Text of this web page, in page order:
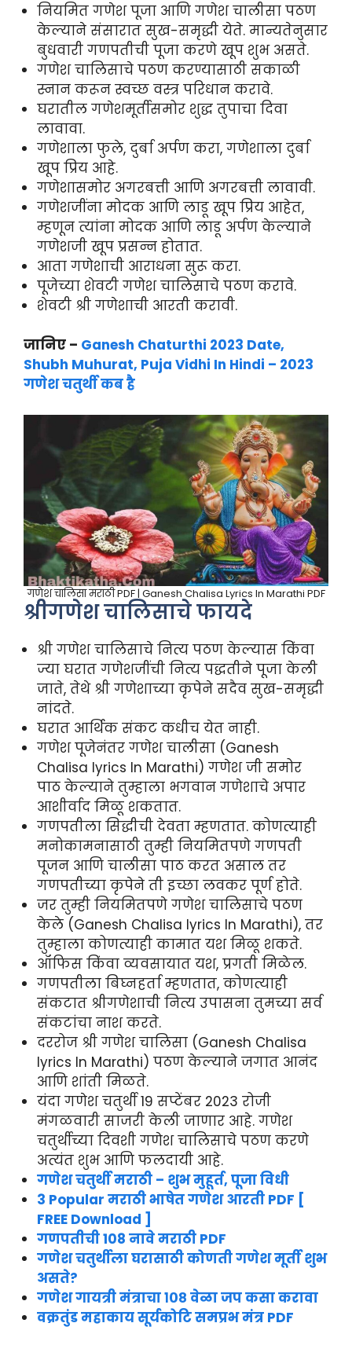
नियमित गणेश पूजा आणि गणेश चालीसा पठण
केल्याने संसारात सुख-समृद्धी येते. मान्यतेनुसार
बुधवारी गणपतीची पूजा करणे खूप शुभ असते.
गणेश चालिसाचे पठण करण्यासाठी सकाळी
स्नान करून स्वच्छ वस्त्र परिधान करावे.
घरातील गणेशमूर्तीसमोर शुद्ध तुपाचा दिवा
लावावा.
गणेशाला फुले, दुर्बा अर्पण करा, गणेशाला दुर्बा
खूप प्रिय आहे.
गणेशासमोर अगरबत्ती आणि अगरबत्ती लावावी.
गणेशजींना मोदक आणि लाडू खूप प्रिय आहेत,
म्हणून त्यांना मोदक आणि लाडू अर्पण केल्याने
गणेशजी खूप प्रसन्न होतात.
आता गणेशाची आराधना सुरू करा.
पूजेच्या शेवटी गणेश चालिसाचे पठण करावे.
शेवटी श्री गणेशाची आरती करावी.
जानिए – Ganesh Chaturthi 2023 Date,
Shubh Muhurat, Puja Vidhi In Hindi – 2023
गणेश चतुर्थी कब है
गणेश चालिसा मराठी PDF | Ganesh Chalisa Lyrics In Marathi PDF
श्रीगणेश चालिसाचे फायदे
श्री गणेश चालिसाचे नित्य पठण केल्यास किंवा
ज्या घरात गणेशजींची नित्य पद्धतीने पूजा केली
जाते, तेथे श्री गणेशाच्या कृपेने सदैव सुख-समृद्धी
नांदते.
घरात आर्थिक संकट कधीच येत नाही.
गणेश पूजेनंतर गणेश चालीसा (Ganesh
Chalisa lyrics In Marathi) गणेश जी समोर
पाठ केल्याने तुम्हाला भगवान गणेशाचे अपार
आशीर्वाद मिळू शकतात.
गणपतीला सिद्धीची देवता म्हणतात. कोणत्याही
मनोकामनासाठी तुम्ही नियमितपणे गणपती
पूजन आणि चालीसा पाठ करत असाल तर
गणपतीच्या कृपेने ती इच्छा लवकर पूर्ण होते.
जर तुम्ही नियमितपणे गणेश चालिसाचे पठण
केले (Ganesh Chalisa lyrics In Marathi), तर
तुम्हाला कोणत्याही कामात यश मिळू शकते.
ऑफिस किंवा व्यवसायात यश, प्रगती मिळेल.
गणपतीला बिघ्नहर्ता म्हणतात, कोणत्याही
संकटात श्रीगणेशाची नित्य उपासना तुमच्या सर्व
संकटांचा नाश करते.
दररोज श्री गणेश चालिसा (Ganesh Chalisa
lyrics In Marathi) पठण केल्याने जगात आनंद
आणि शांती मिळते.
यंदा गणेश चतुर्थी 19 सप्टेंबर 2023 रोजी
मंगळवारी साजरी केली जाणार आहे. गणेश
चतुर्थीच्या दिवशी गणेश चालिसाचे पठण करणे
अत्यंत शुभ आणि फलदायी आहे.
गणेश चतुर्थी मराठी – शुभ मुहूर्त, पूजा विधी
3 Popular मराठी भाषेत गणेश आरती PDF [
FREE Download ]
गणपतीची 108 नावे मराठी PDF
गणेश चतुर्थीला घरासाठी कोणती गणेश मूर्ती शुभ
असते?
गणेश गायत्री मंत्राचा १०८ वेळा जप कसा करावा
वक्रतुंड महाकाय सूर्यकोटि समप्रभ मंत्र PDF